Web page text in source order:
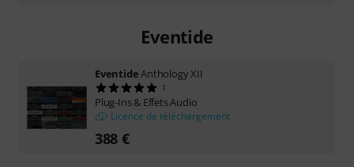
Eventide
EventideAnthology XII
1
Plug-Ins & Effets Audio
Licence de téléchargement
388 €